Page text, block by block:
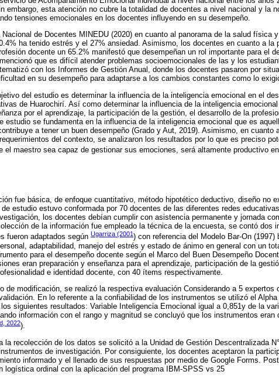
embargo, esta atención no cubre la totalidad de docentes a nivel nacional y la
tensiones emocionales en los docentes influyendo en su desempeño.
de Docentes MINEDU (2020) en cuanto al panorama de la salud física
ha tenido estrés y el 27% ansiedad. Asimismo, los docentes en cuanto a la
docente un 65.2% manifestó que desempeñan un rol importante para el
que es difícil atender problemas socioemocionales de las y los
con los Informes de Gestión Anual, donde los docentes pasaron por
en su desempeño para adaptarse a los cambios constantes como lo
del estudio es determinar la influencia de la inteligencia emocional en el
de Huarochirí. Así como determinar la influencia de la inteligencia
por el aprendizaje, la participación de la gestión, el desarrollo de la
estudio se fundamenta en la influencia de la inteligencia emocional que es
a tener un buen desempeño (Grado y Aut, 2019). Asimismo, en cuanto
del contexto, se analizaron los resultados por lo que es preciso
el maestro sea capaz de gestionar sus emociones, será altamente productivo
fue básica, de enfoque cuantitativo, método hipotético deductivo, diseño no
estudio estuvo conformada por 70 docentes de las diferentes redes
los docentes debían cumplir con asistencia permanente y jornada
de la información fue empleado la técnica de la encuesta, se contó dos
fueron adaptados según Ugarriza (2001) con referencia del Modelo Bar-On (1997)
adaptabilidad, manejo del estrés y estado de ánimo en general con un
para el desempeño docente según el Marco del Buen Desempeño
eran preparación y enseñanza para el aprendizaje, participación de la
e identidad docente, con 40 ítems respectivamente.
de modificación, se realizó la respectiva evaluación Considerando a 5 expertos
En lo referente a la confiabilidad de los instrumentos se utilizó el Alpha
siguientes resultados: Variable Inteligencia Emocional igual a 0,851y de la
información con el rango y magnitud se concluyó que los instrumentos eran
2022).
la recolección de los datos se solicitó a la Unidad de Gestión Descentralizada
de investigación. Por consiguiente, los docentes aceptaron la
informado y el llenado de sus respuestas por medio de Google Forms.
logística ordinal con la aplicación del programa IBM-SPSS vs 25